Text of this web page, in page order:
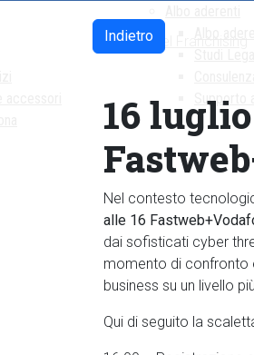
Supporto
Indietro
16
Nel contesto
alle 16
dai sofisticati cyber
momento di confronto
business su un livello
Qui di seguito la